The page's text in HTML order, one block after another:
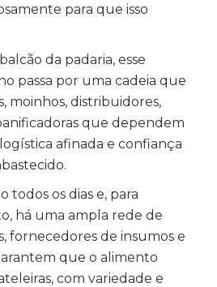
para que isso
da padaria, esse
passa por uma cadeia que
moinhos, distribuidores,
que dependem
afinada e confiança
todos os dias e, para
há uma ampla rede de
fornecedores de insumos e
que o alimento
com variedade e